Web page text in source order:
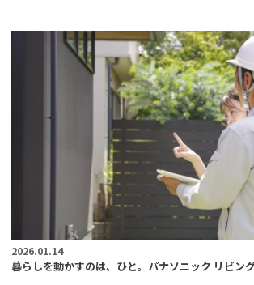
2026.01.14
暮らしを動かすのは、ひと。パナソニック リビン